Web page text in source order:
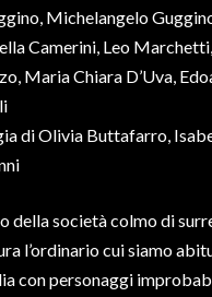
Michelangelo
Camerini, Leo
Maria Chiara D’Uva,
di Olivia Buttafarro,
della società colmo di
l’ordinario cui siamo
con personaggi